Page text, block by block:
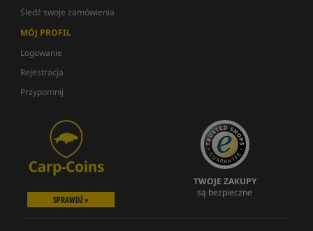
Śledź swoje zamówienia
MÓJ PROFIL
Logowanie
Rejestracja
Przypomnij
SPRAWDŹ »
TWOJE ZAKUPY
są bezpieczne